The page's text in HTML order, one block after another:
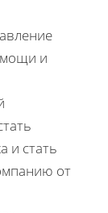
и
и стать
от